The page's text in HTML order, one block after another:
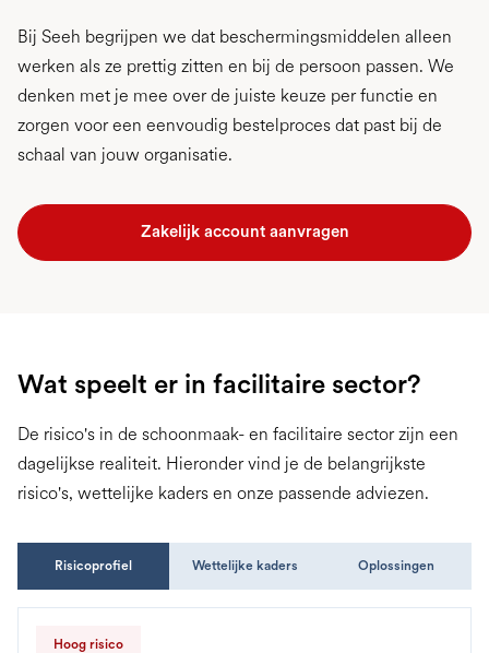
Bij Seeh begrijpen we dat beschermingsmiddelen alleen
werken als ze prettig zitten en bij de persoon passen. We
denken met je mee over de juiste keuze per functie en
zorgen voor een eenvoudig bestelproces dat past bij de
schaal van jouw organisatie.
Zakelijk account aanvragen
Wat speelt er in facilitaire sector?
De risico's in de schoonmaak- en facilitaire sector zijn een
dagelijkse realiteit. Hieronder vind je de belangrijkste
risico's, wettelijke kaders en onze passende adviezen.
Risicoprofiel Wettelijke kaders Oplossingen
Hoog risico